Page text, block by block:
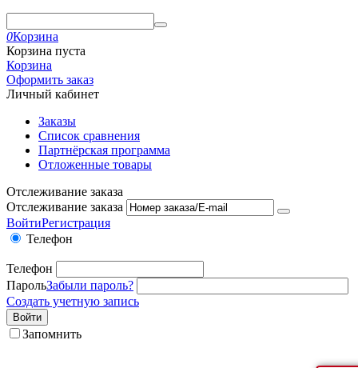
0Корзина
Корзина пуста
Корзина
Оформить заказ
Личный кабинет
Заказы
Список сравнения
Партнёрская программа
Отложенные товары
Отслеживание заказа
Отслеживание заказа
ВойтиРегистрация
Телефон
Телефон
ПарольЗабыли пароль?
Создать учетную запись
Войти
Запомнить